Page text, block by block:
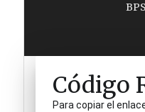
Código
Para copiar el